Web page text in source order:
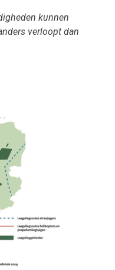
kunnen
verloopt dan